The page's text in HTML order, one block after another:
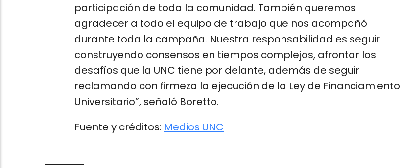
participación de toda la comunidad. También queremos
agradecer a todo el equipo de trabajo que nos acompañó
durante toda la campaña. Nuestra responsabilidad es seguir
construyendo consensos en tiempos complejos, afrontar los
desafíos que la UNC tiene por delante, además de seguir
reclamando con firmeza la ejecución de la Ley de Financiamiento
Universitario”, señaló Boretto.
Fuente y créditos: Medios UNC